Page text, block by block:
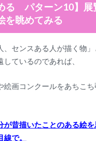
る パターン10】展
を眺めてみる
、センスある人が描く物
ているのであれば、
絵画コンクールをあちこ
が昔描いたことのある絵
で。